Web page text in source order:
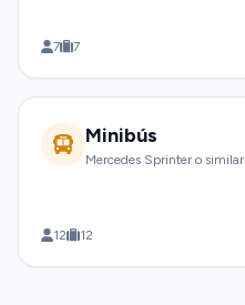
7 7
Minibús
Mercedes Sprinter o
12 12